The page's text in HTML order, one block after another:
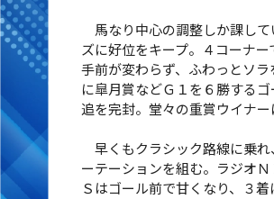
馬なり中心の調整しか課して
ズに好位をキープ。４コーナー
手前が変わらず、ふわっとソ
に皐月賞などＧ１を６勝する
追を完封。堂々の重賞ウイナー
早くもクラシック路線に乗れ
ーテーションを組む。ラジオ
Ｓはゴール前で甘くなり、３着